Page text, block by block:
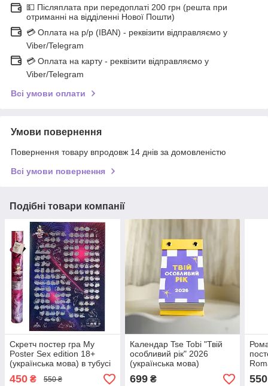
💵 Післяплата при передоплаті 200 грн (решта при
отриманні на відділенні Нової Пошти)
💳 Оплата на р/р (IBAN) - реквізити відправляємо у
Viber/Telegram
💳 Оплата на карту - реквізити відправляємо у
Viber/Telegram
Всі умови оплати
Умови повернення
Повернення товару впродовж 14 днів за домовленістю
Всі умови повернення
Подібні товари компанії
Скретч постер гра My
Poster Sex edition 18+
(українська мова) в тубусі
450 ₴ 550 ₴
Календар Tse Tobi "Твій
особливий рік" 2026
(українська мова)
699₴ 550